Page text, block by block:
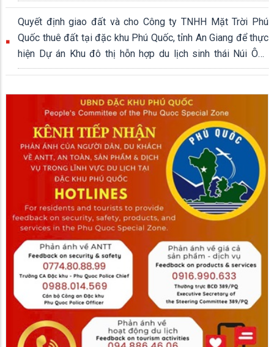
Quyết định giao đất và cho Công ty TNHH Mặt Trời Phú
Quốc thuê đất tại đặc khu Phú Quốc, tỉnh An Giang để thực
hiện Dự án Khu đô thị hỗn hợp du lịch sinh thái Núi Ông
Quán